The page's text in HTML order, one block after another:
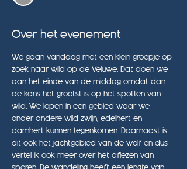
Over het evenement
We gaan vandaag met een klein groepje op
zoek naar wild op de Veluwe. Dat doen we
aan het einde van de middag omdat dan
de kans het grootst is op het spotten van
wild. We lopen in een gebied waar we
onder andere wild zwijn, edelhert en
damhert kunnen tegenkomen. Daarnaast is
dit ook het jachtgebied van de wolf en dus
vertel ik ook meer over het aflezen van